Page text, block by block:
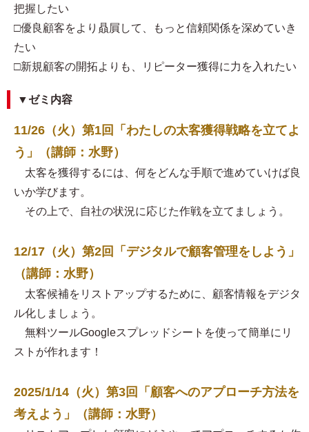
把握したい
□優良顧客をより贔屓して、もっと信頼関係を深めていき
たい
□新規顧客の開拓よりも、リピーター獲得に力を入れたい
▼ゼミ内容
11/26（火）第1回「わたしの太客獲得戦略を立てよ
う」（講師：水野）
太客を獲得するには、何をどんな手順で進めていけば良
いか学びます。
その上で、自社の状況に応じた作戦を立てましょう。
12/17（火）第2回「デジタルで顧客管理をしよう」
（講師：水野）
太客候補をリストアップするために、顧客情報をデジタ
ル化しましょう。
無料ツールGoogleスプレッドシートを使って簡単にリ
ストが作れます！
2025/1/14（火）第3回「顧客へのアプローチ方法を
考えよう」（講師：水野）